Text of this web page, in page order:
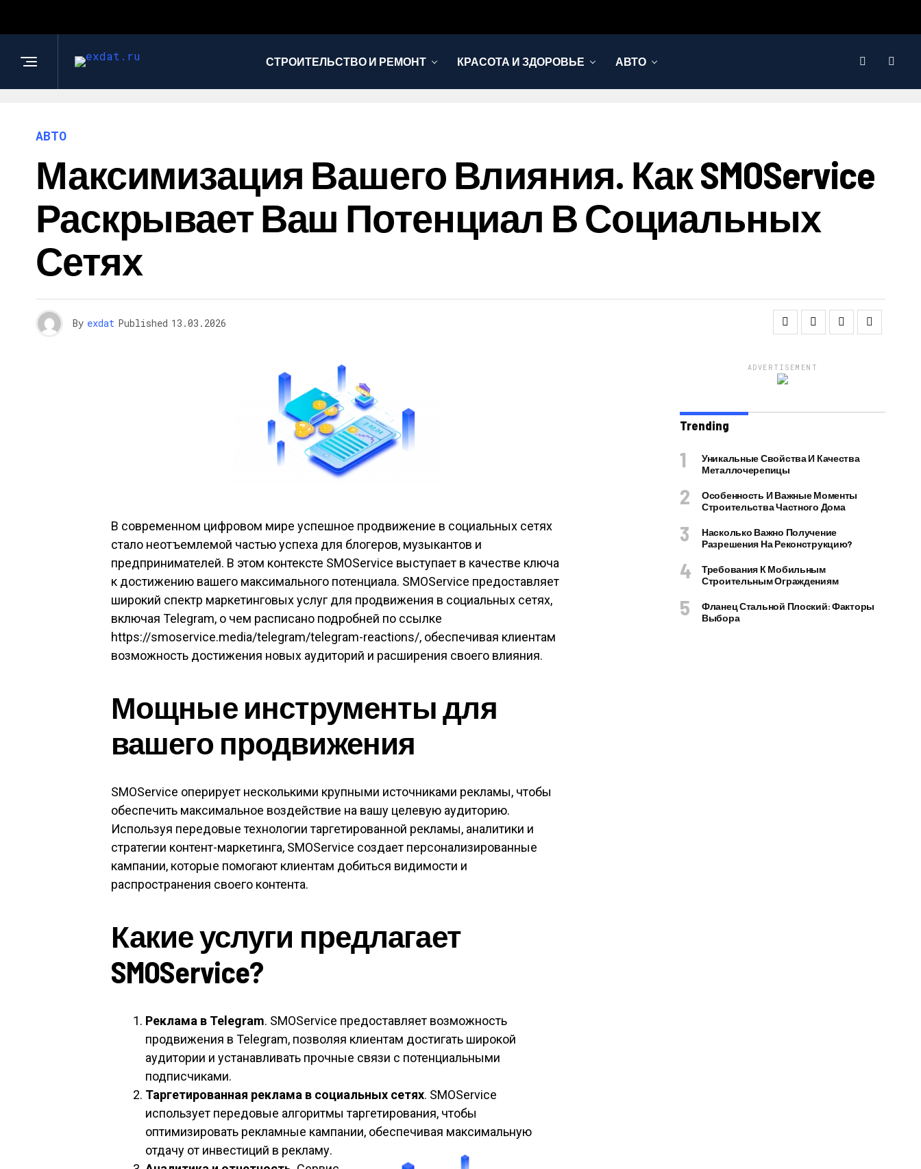
СТРОИТЕЛЬСТВО И РЕМОНТ КРАСОТА И ЗДОРОВЬЕ АВТО
АВТО
Максимизация Вашего Влияния. Как SMOService
Раскрывает Ваш Потенциал В Социальных
Сетях
By exdat Published 13.03.2026
В современном цифровом мире успешное продвижение в социальных сетях
стало неотъемлемой частью успеха для блогеров, музыкантов и
предпринимателей. В этом контексте SMOService выступает в качестве ключа
к достижению вашего максимального потенциала. SMOService предоставляет
широкий спектр маркетинговых услуг для продвижения в социальных сетях,
включая Telegram, о чем расписано подробней по ссылке
https://smoservice.media/telegram/telegram-reactions/, обеспечивая клиентам
возможность достижения новых аудиторий и расширения своего влияния.
Мощные инструменты для
вашего продвижения
SMOService оперирует несколькими крупными источниками рекламы, чтобы
обеспечить максимальное воздействие на вашу целевую аудиторию.
Используя передовые технологии таргетированной рекламы, аналитики и
стратегии контент-маркетинга, SMOService создает персонализированные
кампании, которые помогают клиентам добиться видимости и
распространения своего контента.
Какие услуги предлагает
SMOService?
Реклама в Telegram. SMOService предоставляет возможность
продвижения в Telegram, позволяя клиентам достигать широкой
аудитории и устанавливать прочные связи с потенциальными
подписчиками.
Таргетированная реклама в социальных сетях. SMOService
использует передовые алгоритмы таргетирования, чтобы
оптимизировать рекламные кампании, обеспечивая максимальную
отдачу от инвестиций в рекламу.
ADVERTISEMENT
Trending
Уникальные Свойства И Качества
Металлочерепицы
Особенность И Важные Моменты
Строительства Частного Дома
Насколько Важно Получение
Разрешения На Реконструкцию?
Требования К Мобильным
Строительным Ограждениям
Фланец Стальной Плоский: Факторы
Выбора